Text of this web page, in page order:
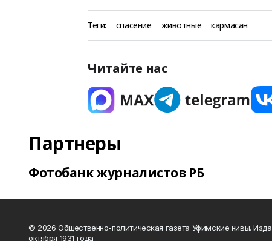
Теги: спасение животные кармасан
Читайте нас
Партнеры
Фотобанк журналистов РБ
© 2026 Общественно-политическая газета Уфимские нивы.
октября 1931 года